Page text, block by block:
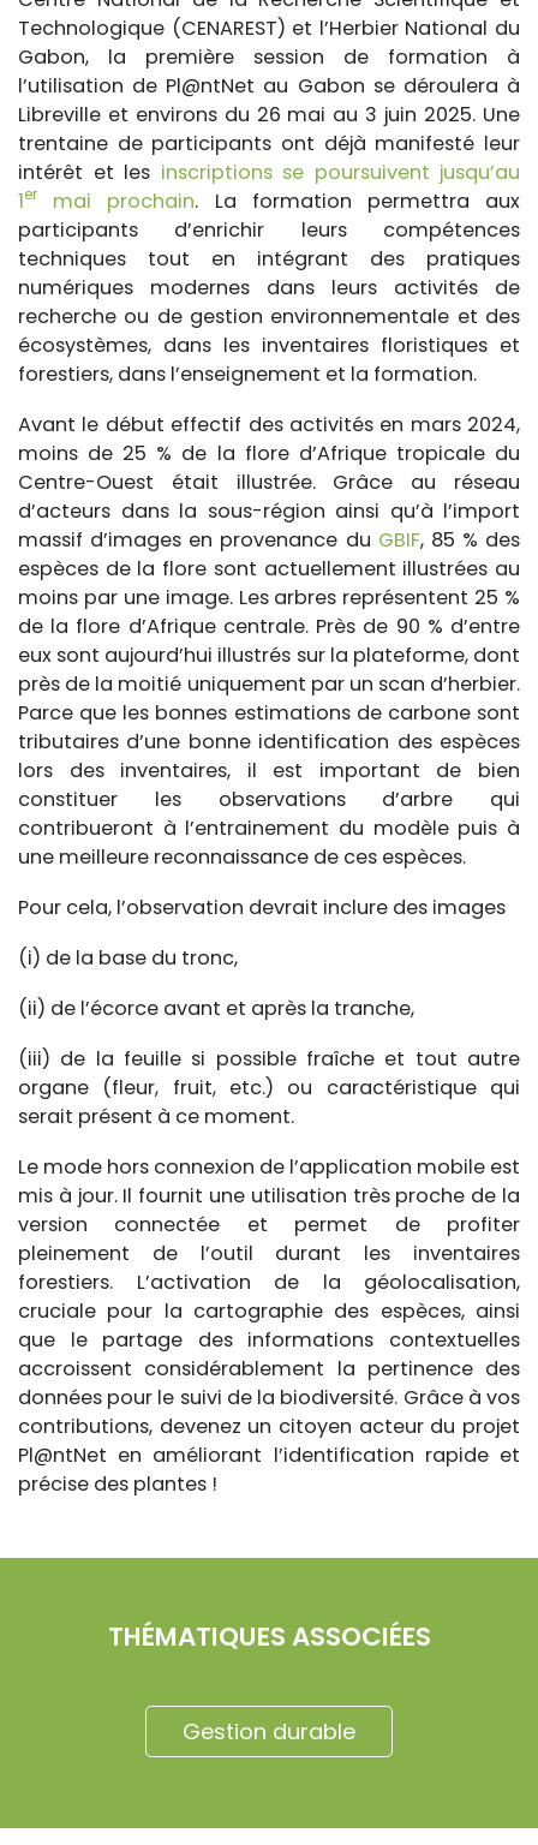
Technologique (CENAREST) et l’Herbier National du
Gabon, la première session de formation à
l’utilisation de Pl@ntNet au Gabon se déroulera à
Libreville et environs du 26 mai au 3 juin 2025. Une
trentaine de participants ont déjà manifesté leur
intérêt et les inscriptions se poursuivent jusqu’au
1er mai prochain. La formation permettra aux
participants d’enrichir leurs compétences
techniques tout en intégrant des pratiques
numériques modernes dans leurs activités de
recherche ou de gestion environnementale et des
écosystèmes, dans les inventaires floristiques et
forestiers, dans l’enseignement et la formation.
Avant le début effectif des activités en mars 2024,
moins de 25 % de la flore d’Afrique tropicale du
Centre-Ouest était illustrée. Grâce au réseau
d’acteurs dans la sous-région ainsi qu’à l’import
massif d’images en provenance du GBIF, 85 % des
espèces de la flore sont actuellement illustrées au
moins par une image. Les arbres représentent 25 %
de la flore d’Afrique centrale. Près de 90 % d’entre
eux sont aujourd’hui illustrés sur la plateforme, dont
près de la moitié uniquement par un scan d’herbier.
Parce que les bonnes estimations de carbone sont
tributaires d’une bonne identification des espèces
lors des inventaires, il est important de bien
constituer les observations d’arbre qui
contribueront à l’entrainement du modèle puis à
une meilleure reconnaissance de ces espèces.
Pour cela, l’observation devrait inclure des images
(i) de la base du tronc,
(ii) de l’écorce avant et après la tranche,
(iii) de la feuille si possible fraîche et tout autre
organe (fleur, fruit, etc.) ou caractéristique qui
serait présent à ce moment.
Le mode hors connexion de l’application mobile est
mis à jour. Il fournit une utilisation très proche de la
version connectée et permet de profiter
pleinement de l’outil durant les inventaires
forestiers. L’activation de la géolocalisation,
cruciale pour la cartographie des espèces, ainsi
que le partage des informations contextuelles
accroissent considérablement la pertinence des
données pour le suivi de la biodiversité. Grâce à vos
contributions, devenez un citoyen acteur du projet
Pl@ntNet en améliorant l’identification rapide et
précise des plantes !
THÉMATIQUES ASSOCIÉES
Gestion durable